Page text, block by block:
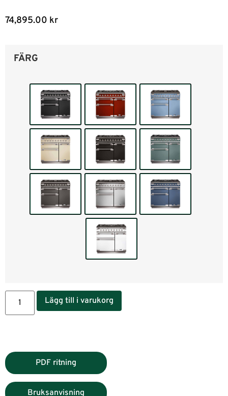
74,895.00 kr
FÄRG
Lägg till i varukorg
PDF ritning
Bruksanvisning